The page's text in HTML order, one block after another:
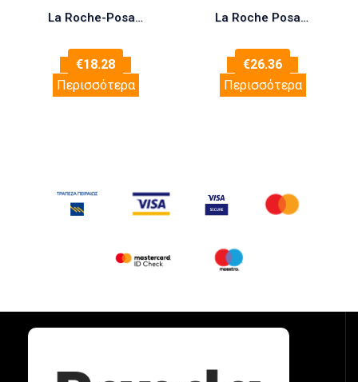
La Roche-Posay Lipikar Baume AP+M Eco Tube 200ml
€18.28
Περισσότερα
La Roche Posay Lipikar Baume AP+M Light Ενυδατικό Balm Ανάπλασης Σώματος για Ευαίσθητες Επιδερμίδες 400ml
€26.36
Περισσότερα